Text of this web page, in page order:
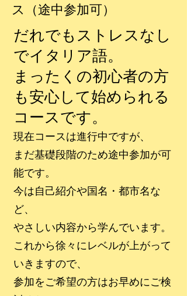
ス（途中参加可）
だれでもストレスなし
でイタリア語。
まったくの初心者の方
も安心して始められる
コースです。
現在コースは進行中ですが、
まだ基礎段階のため途中参加が可
能です。
今は自己紹介や国名・都市名な
ど、
やさしい内容から学んでいます。
これから徐々にレベルが上がって
いきますので、
参加をご希望の方はお早めにご検